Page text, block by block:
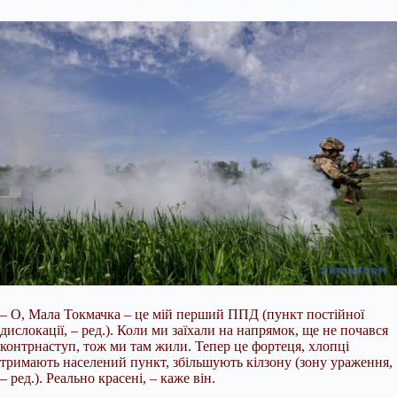
– О, Мала Токмачка – це мій перший ППД (пункт постійної
дислокації, – ред.). Коли ми заїхали на напрямок, ще не почався
контрнаступ, тож ми там жили. Тепер це фортеця, хлопці
тримають населений пункт, збільшують кілзону (зону ураження,
– ред.). Реально красені, – каже він.